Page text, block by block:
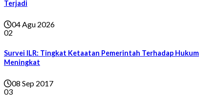
Terjadi
04 Agu 2026
02
Survei ILR: Tingkat Ketaatan Pemerintah Terhadap Hukum
Meningkat
08 Sep 2017
03